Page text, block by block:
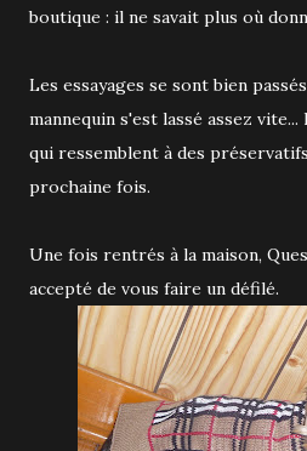
boutique : il ne savait plus où
Les essayages se sont bien
mannequin s'est lassé assez
qui ressemblent à des
prochaine fois.
Une fois rentrés à la maison,
accepté de vous faire un défilé.